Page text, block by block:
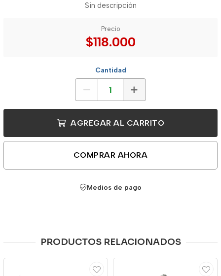
Sin descripción
Precio
$118.000
Cantidad
AGREGAR AL CARRITO
COMPRAR AHORA
Medios de pago
PRODUCTOS RELACIONADOS